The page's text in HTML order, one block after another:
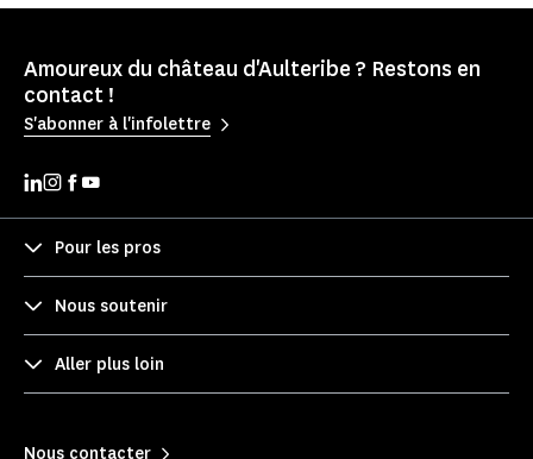
Amoureux du château d'Aulteribe ? Restons en
contact !
S'abonner à l'infolettre
Pour les pros
Nous soutenir
Aller plus loin
Nous contacter